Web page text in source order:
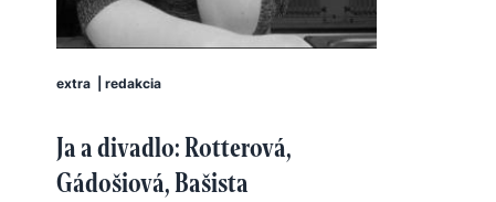
extra redakcia
Ja a divadlo: Rotterová,
Gádošiová, Bašista